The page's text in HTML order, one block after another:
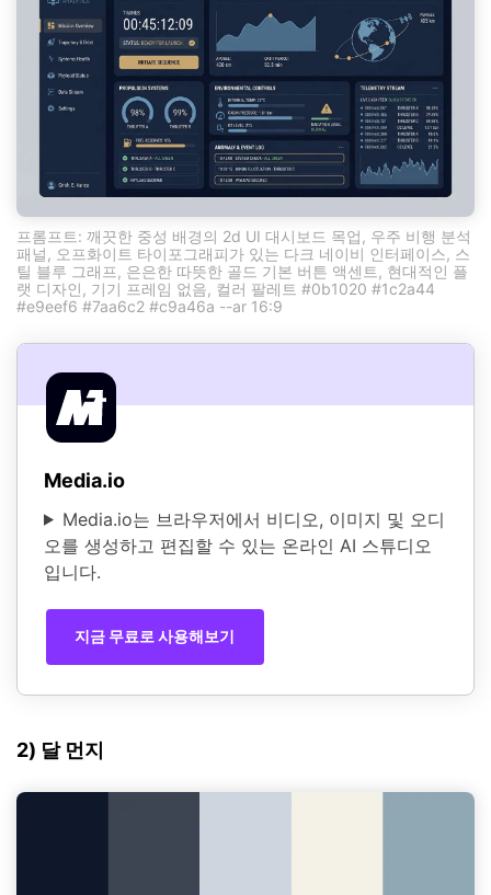
프롬프트: 깨끗한 중성 배경의 2d UI 대시보드 목업, 우주 비행 분석
패널, 오프화이트 타이포그래피가 있는 다크 네이비 인터페이스, 스
틸 블루 그래프, 은은한 따뜻한 골드 기본 버튼 액센트, 현대적인 플
랫 디자인, 기기 프레임 없음, 컬러 팔레트 #0b1020 #1c2a44
#e9eef6 #7aa6c2 #c9a46a --ar 16:9
Media.io
Media.io는 브라우저에서 비디오, 이미지 및 오디
오를 생성하고 편집할 수 있는 온라인 AI 스튜디오
입니다.
지금 무료로 사용해보기
2) 달 먼지